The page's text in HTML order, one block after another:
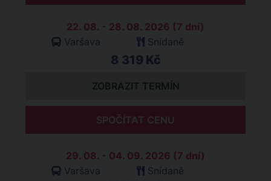
22. 08. - 28. 08. 2026 (7 dní)
Varšava
Snídaně
8 319 Kč
ZOBRAZIT TERMÍN
SPOČÍTAT CENU
29. 08. - 04. 09. 2026 (7 dní)
Varšava
Snídaně